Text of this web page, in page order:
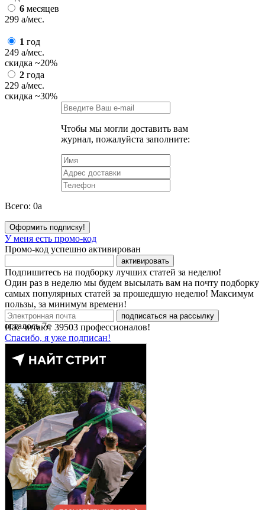
6 месяцев
299 a/мес.
1 год
249 a/мес.
скидка ~20%
2 года
229 a/мес.
скидка ~30%
Чтобы мы могли доставить вам
журнал, пожалуйста заполните:
Всего: 0a
Оформить подписку!
У меня есть промо-код
Промо-код успешно активирован
активировать
Подпишитесь на подборку лучших статей за неделю!
Один раз в неделю мы будем высылать вам на почту подборку
самых популярных статей за прошедшую неделю! Максимум
пользы, за минимум времени!
подписаться на рассылку
Нас читают 39503 профессионалов!
Спасибо, я уже подписан!
осталось7с